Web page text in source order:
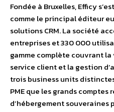
Fondée à Bruxelles, Efficy
comme le principal éditeur
solutions CRM. La société
entreprises et 330 000
gamme complète couvrant la
service client et la gestion
trois business units
PME que les grands comptes
d’hébergement souveraines